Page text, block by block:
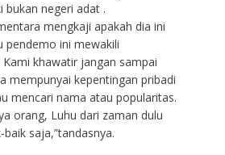
bukan negeri adat .
mengkaji apakah dia ini
pendemo ini mewakili
khawatir jangan sampai
mempunyai kepentingan pribadi
mencari nama atau popularitas.
orang, Luhu dari zaman dulu
saja,”tandasnya.